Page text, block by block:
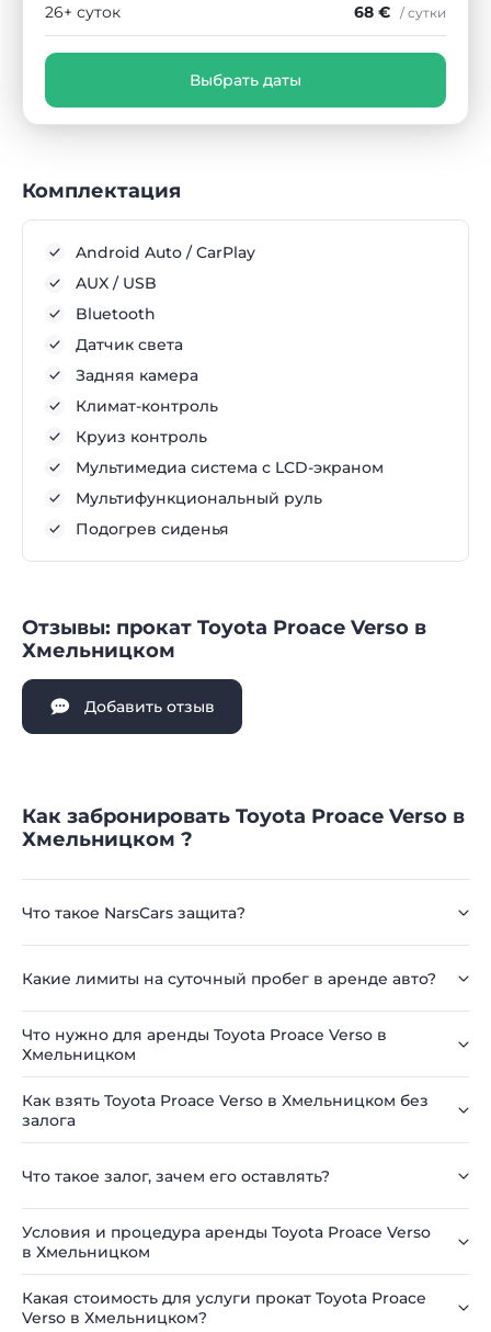
26+ суток 68 € / сутки
Выбрать даты
Комплектация
Android Auto / CarPlay
AUX / USB
Bluetooth
Датчик света
Задняя камера
Климат-контроль
Круиз контроль
Мультимедиа система с LCD-экраном
Мультифункциональный руль
Подогрев сиденья
Отзывы: прокат Toyota Proace Verso в
Хмельницком
Добавить отзыв
Как забронировать Toyota Proace Verso в
Хмельницком ?
Что такое NarsCars защита?
Какие лимиты на суточный пробег в аренде авто?
Что нужно для аренды Toyota Proace Verso в
Хмельницком
Как взять Toyota Proace Verso в Хмельницком без
залога
Что такое залог, зачем его оставлять?
Условия и процедура аренды Toyota Proace Verso
в Хмельницком
Какая стоимость для услуги прокат Toyota Proace
Verso в Хмельницком?